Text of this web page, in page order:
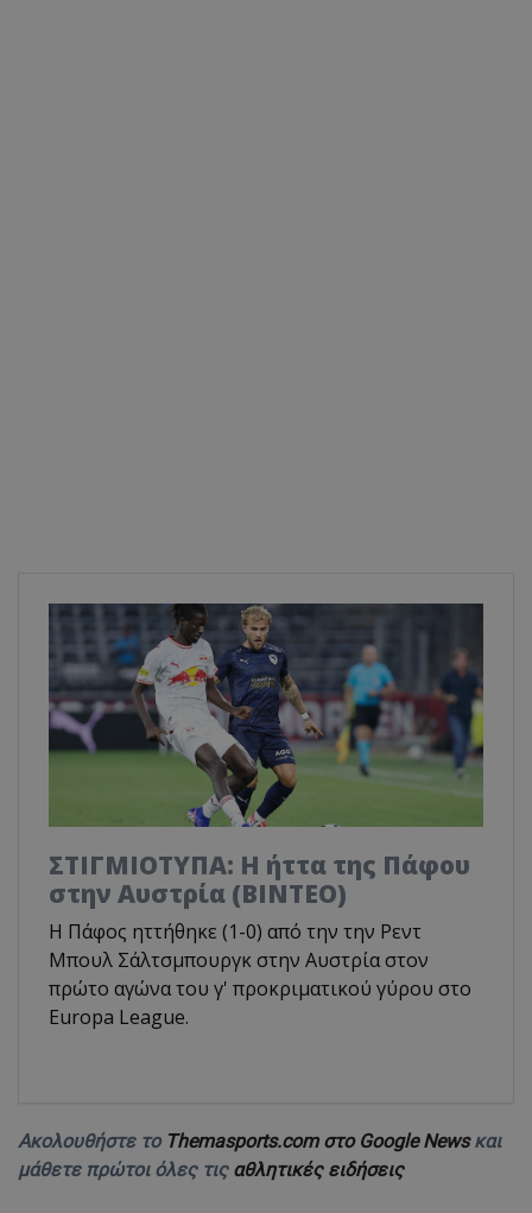
ΣΤΙΓΜΙΟΤΥΠΑ: Η ήττα της Πάφου
στην Αυστρία (ΒΙΝΤΕΟ)
Η Πάφος ηττήθηκε (1-0) από την την Ρεντ
Μπουλ Σάλτσμπουργκ στην Αυστρία στον
πρώτο αγώνα του γ' προκριματικού γύρου στο
Europa League.
Ακολουθήστε το Themasports.com στο Google Newsκαι
μάθετε πρώτοι όλες τις αθλητικές ειδήσεις